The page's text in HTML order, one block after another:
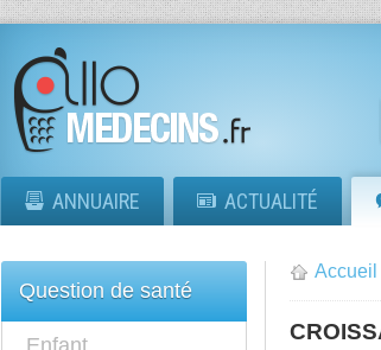
ANNUAIRE ACTUALITÉ
Question de santé
Enfant
Accueil